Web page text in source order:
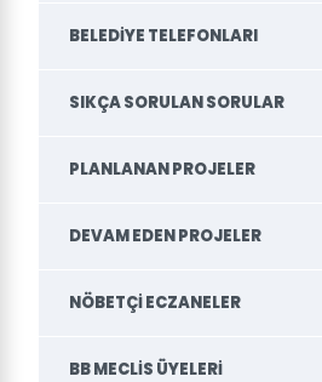
BELEDİYE TELEFONLARI
SIKÇA SORULAN SORULAR
PLANLANAN PROJELER
DEVAM EDEN PROJELER
NÖBETÇI ECZANELER
BB MECLIS ÜYELERI